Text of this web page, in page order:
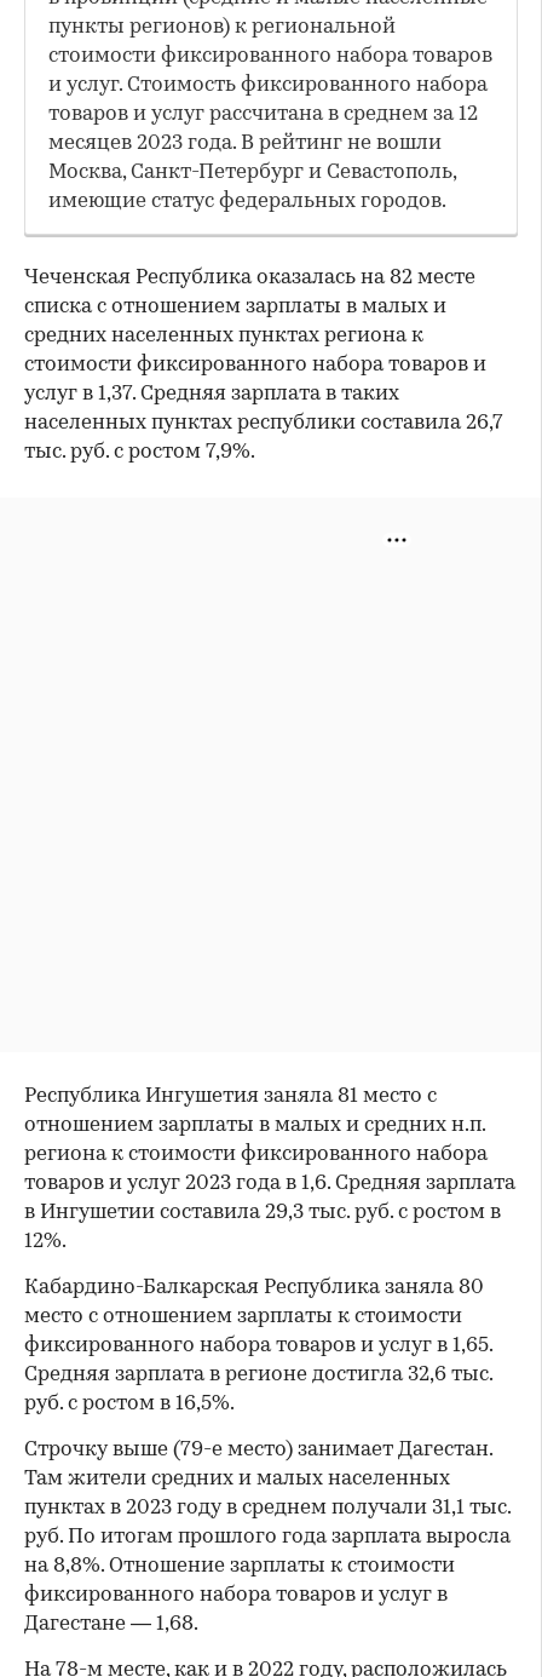
пункты регионов) к региональной
стоимости фиксированного набора товаров
и услуг. Стоимость фиксированного набора
товаров и услуг рассчитана в среднем за 12
месяцев 2023 года. В рейтинг не вошли
Москва, Санкт-Петербург и Севастополь,
имеющие статус федеральных городов.
Чеченская Республика оказалась на 82 месте
списка с отношением зарплаты в малых и
средних населенных пунктах региона к
стоимости фиксированного набора товаров и
услуг в 1,37. Средняя зарплата в таких
населенных пунктах республики составила 26,7
тыс. руб. с ростом 7,9%.
Республика Ингушетия заняла 81 место с
отношением зарплаты в малых и средних н.п.
региона к стоимости фиксированного набора
товаров и услуг 2023 года в 1,6. Средняя зарплата
в Ингушетии составила 29,3 тыс. руб. с ростом в
12%.
Кабардино-Балкарская Республика заняла 80
место с отношением зарплаты к стоимости
фиксированного набора товаров и услуг в 1,65.
Средняя зарплата в регионе достигла 32,6 тыс.
руб. с ростом в 16,5%.
Строчку выше (79-е место) занимает Дагестан.
Там жители средних и малых населенных
пунктах в 2023 году в среднем получали 31,1 тыс.
руб. По итогам прошлого года зарплата выросла
на 8,8%. Отношение зарплаты к стоимости
фиксированного набора товаров и услуг в
Дагестане — 1,68.
На 78-м месте, как и в 2022 году, расположилась